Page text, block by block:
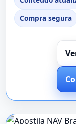
Compra segura